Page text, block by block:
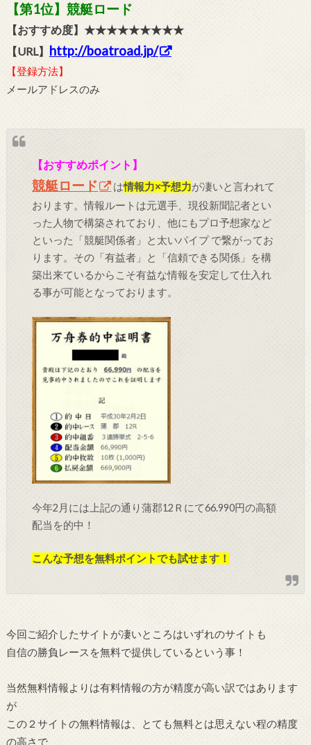
【第1位】競艇ロード
【おすすめ度】★★★★★★★★★
【URL】 http://boatroad.jp/
【登録方法】
メールアドレスのみ
【おすすめポイント】
競艇ロード は情報力×予想力が凄いと言われて
おります。情報ルートは元選手、現役新聞記者とい
った人物で構築されており、他にもプロ予想家など
といった「競艇関係者」と太いパイプ で繋がってお
ります。その「有益者」と「信頼できる関係」を構
築出来ているからこそ有益な情報を安定して仕入れ
る事が可能となっております。
今年2月には上記の通り蒲郡12Ｒにて66.990円の高額
配当を的中！
こんな予想を無料ポイントでも試せます！
今回ご紹介したサイトが凄いところはいずれのサイトも
自信の勝負レースを無料で提供しているという事！
当然無料情報よりは有料情報の方が精度が高い訳ではあります
が
この２サイトの無料情報は、とても無料とは思えない程の精度
の高さで